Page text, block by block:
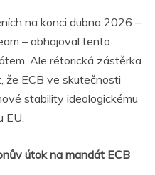
na konci dubna 2026 –
– obhajoval tento
Ale rétorická zástěrka
že ECB ve skutečnosti
stability ideologickému
EU.
útok na mandát ECB